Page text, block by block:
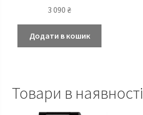
3 090₴
Додати в кошик
Товари в наявності